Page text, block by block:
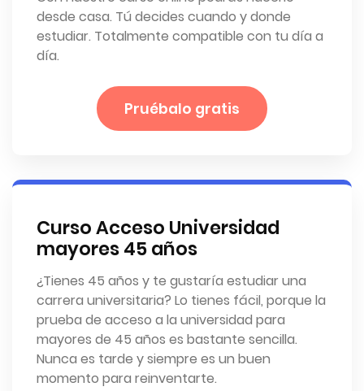
desde casa. Tú decides cuando y donde
estudiar. Totalmente compatible con tu día a
día.
Pruébalo gratis
Curso Acceso Universidad
mayores 45 años
¿Tienes 45 años y te gustaría estudiar una
carrera universitaria? Lo tienes fácil, porque la
prueba de acceso a la universidad para
mayores de 45 años es bastante sencilla.
Nunca es tarde y siempre es un buen
momento para reinventarte.